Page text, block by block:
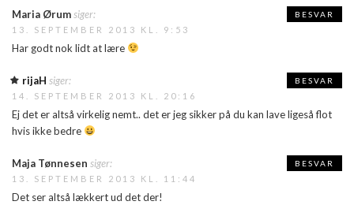
Maria Ørumsiger:
13. SEPTEMBER 2013 KL. 9:53
Har godt nok lidt at lære
BESVAR
rijaH siger:
14. SEPTEMBER 2013 KL. 20:16
Ej det er altså virkelig nemt.. det er jeg sikker på du kan lave ligeså flot
hvis ikke bedre
BESVAR
Maja Tønnesen siger:
13. SEPTEMBER 2013 KL. 11:44
Det ser altså lækkert ud det der!
BESVAR